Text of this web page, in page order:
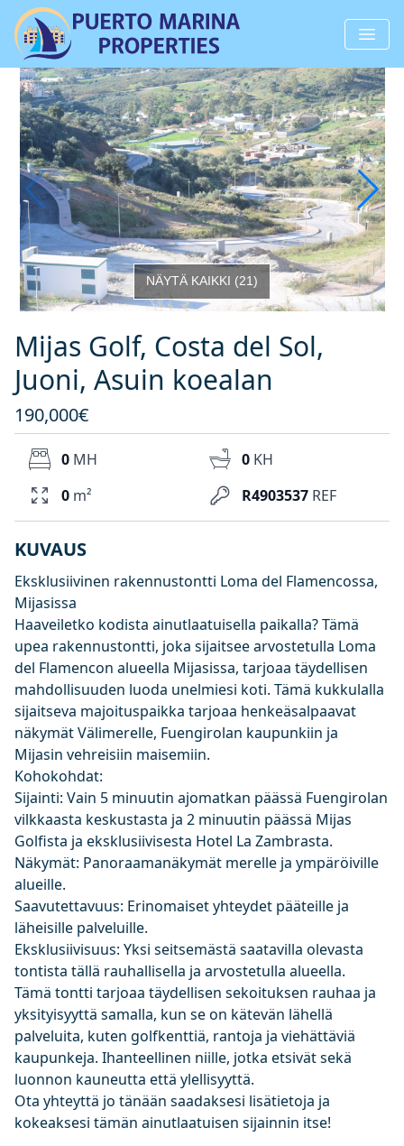
NÄYTÄ KAIKKI (21)
Mijas Golf, Costa del Sol,
Juoni, Asuin koealan
190,000€
R4903537 REF
0 MH 0 KH
0 m²
KUVAUS
Eksklusiivinen rakennustontti Loma del Flamencossa,
Mijasissa
Haaveiletko kodista ainutlaatuisella paikalla? Tämä
upea rakennustontti, joka sijaitsee arvostetulla Loma
del Flamencon alueella Mijasissa, tarjoaa täydellisen
mahdollisuuden luoda unelmiesi koti. Tämä kukkulalla
sijaitseva majoituspaikka tarjoaa henkeäsalpaavat
näkymät Välimerelle, Fuengirolan kaupunkiin ja
Mijasin vehreisiin maisemiin.
Kohokohdat:
Sijainti: Vain 5 minuutin ajomatkan päässä Fuengirolan
vilkkaasta keskustasta ja 2 minuutin päässä Mijas
Golfista ja eksklusiivisesta Hotel La Zambrasta.
Näkymät: Panoraamanäkymät merelle ja ympäröiville
alueille.
Saavutettavuus: Erinomaiset yhteydet pääteille ja
läheisille palveluille.
Eksklusiivisuus: Yksi seitsemästä saatavilla olevasta
tontista tällä rauhallisella ja arvostetulla alueella.
Tämä tontti tarjoaa täydellisen sekoituksen rauhaa ja
yksityisyyttä samalla, kun se on kätevän lähellä
palveluita, kuten golfkenttiä, rantoja ja viehättäviä
kaupunkeja. Ihanteellinen niille, jotka etsivät sekä
luonnon kauneutta että ylellisyyttä.
Ota yhteyttä jo tänään saadaksesi lisätietoja ja
kokeaksesi tämän ainutlaatuisen sijainnin itse!